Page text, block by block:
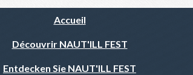
Accueil
Découvrir NAUT'ILL FEST
Entdecken Sie NAUT'ILL FEST